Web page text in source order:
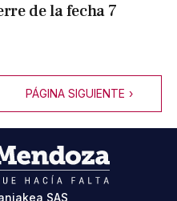
de la fecha 7
PÁGINA SIGUIENTE ›
SAS